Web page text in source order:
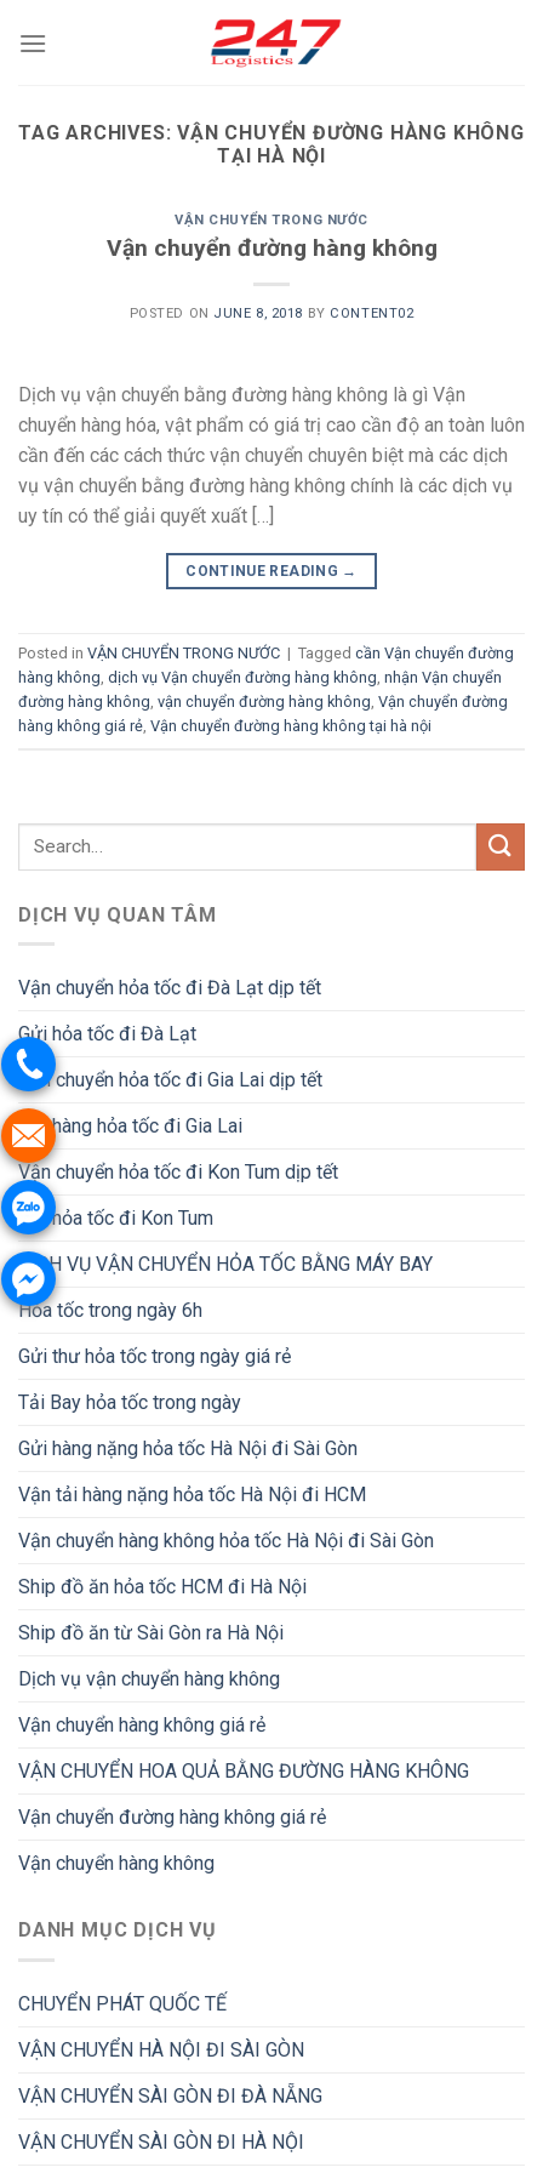
TAG ARCHIVES:VẬN CHUYỂN ĐƯỜNG HÀNG KHÔNG
TẠI HÀ NỘI
VẬN CHUYỂN TRONG NƯỚC
Vận chuyển đường hàng không
POSTED ON JUNE 8, 2018 BY CONTENT02
Dịch vụ vận chuyển bằng đường hàng không là gì Vận
chuyển hàng hóa, vật phẩm có giá trị cao cần độ an toàn luôn
cần đến các cách thức vận chuyển chuyên biệt mà các dịch
vụ vận chuyển bằng đường hàng không chính là các dịch vụ
uy tín có thể giải quyết xuất […]
CONTINUE READING →
Posted in VẬN CHUYỂN TRONG NƯỚC | Tagged cần Vận chuyển đường
hàng không dịch vụ Vận chuyển đường hàng không nhận Vận chuyển
đường hàng không vận chuyển đường hàng không Vận chuyển đường
hàng không giá rẻ Vận chuyển đường hàng không tại hà nội
DỊCH VỤ QUAN TÂM
Vận chuyển hỏa tốc đi Đà Lạt dịp tết
Gửi hỏa tốc đi Đà Lạt
Vận chuyển hỏa tốc đi Gia Lai dịp tết
Gửi hàng hỏa tốc đi Gia Lai
Vận chuyển hỏa tốc đi Kon Tum dịp tết
Gửi hỏa tốc đi Kon Tum
DỊCH VỤ VẬN CHUYỂN HỎA TỐC BẰNG MÁY BAY
Hỏa tốc trong ngày 6h
Gửi thư hỏa tốc trong ngày giá rẻ
Tải Bay hỏa tốc trong ngày
Gửi hàng nặng hỏa tốc Hà Nội đi Sài Gòn
Vận tải hàng nặng hỏa tốc Hà Nội đi HCM
Vận chuyển hàng không hỏa tốc Hà Nội đi Sài Gòn
Ship đồ ăn hỏa tốc HCM đi Hà Nội
Ship đồ ăn từ Sài Gòn ra Hà Nội
Dịch vụ vận chuyển hàng không
Vận chuyển hàng không giá rẻ
VẬN CHUYỂN HOA QUẢ BẰNG ĐƯỜNG HÀNG KHÔNG
Vận chuyển đường hàng không giá rẻ
Vận chuyển hàng không
DANH MỤC DỊCH VỤ
CHUYỂN PHÁT QUỐC TẾ
VẬN CHUYỂN HÀ NỘI ĐI SÀI GÒN
VẬN CHUYỂN SÀI GÒN ĐI ĐÀ NẴNG
VẬN CHUYỂN SÀI GÒN ĐI HÀ NỘI